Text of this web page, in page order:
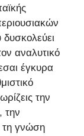
δυσκολεύει
αναλυτικό
έγκυρα
την
την
τη γνώση